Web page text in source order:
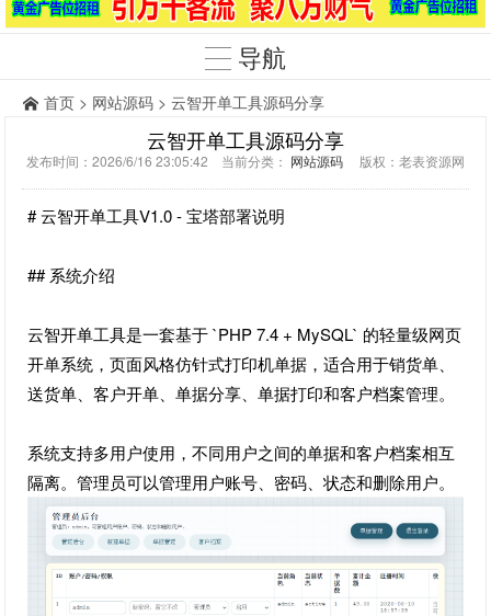
导航
首页 > 网站源码 > 云智开单工具源码分享
云智开单工具源码分享
发布时间：2026/6/16 23:05:42 当前分类： 网站源码 版权：老表资源网
# 云智开单工具V1.0 - 宝塔部署说明
## 系统介绍
云智开单工具是一套基于 `PHP 7.4 + MySQL` 的轻量级网页
开单系统，页面风格仿针式打印机单据，适合用于销货单、
送货单、客户开单、单据分享、单据打印和客户档案管理。
系统支持多用户使用，不同用户之间的单据和客户档案相互
隔离。管理员可以管理用户账号、密码、状态和删除用户。